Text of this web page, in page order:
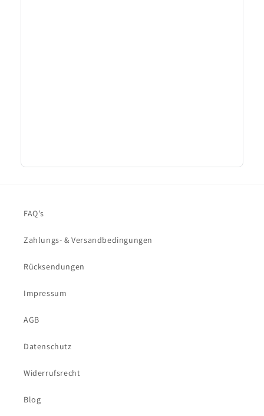
FAQ's
Zahlungs- & Versandbedingungen
Rücksendungen
Impressum
AGB
Datenschutz
Widerrufsrecht
Blog